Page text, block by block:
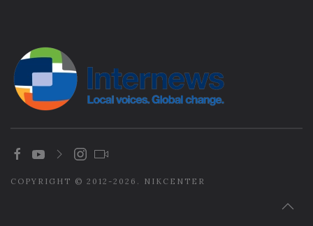
COPYRIGHT © 2012-2026. NIKCENTER